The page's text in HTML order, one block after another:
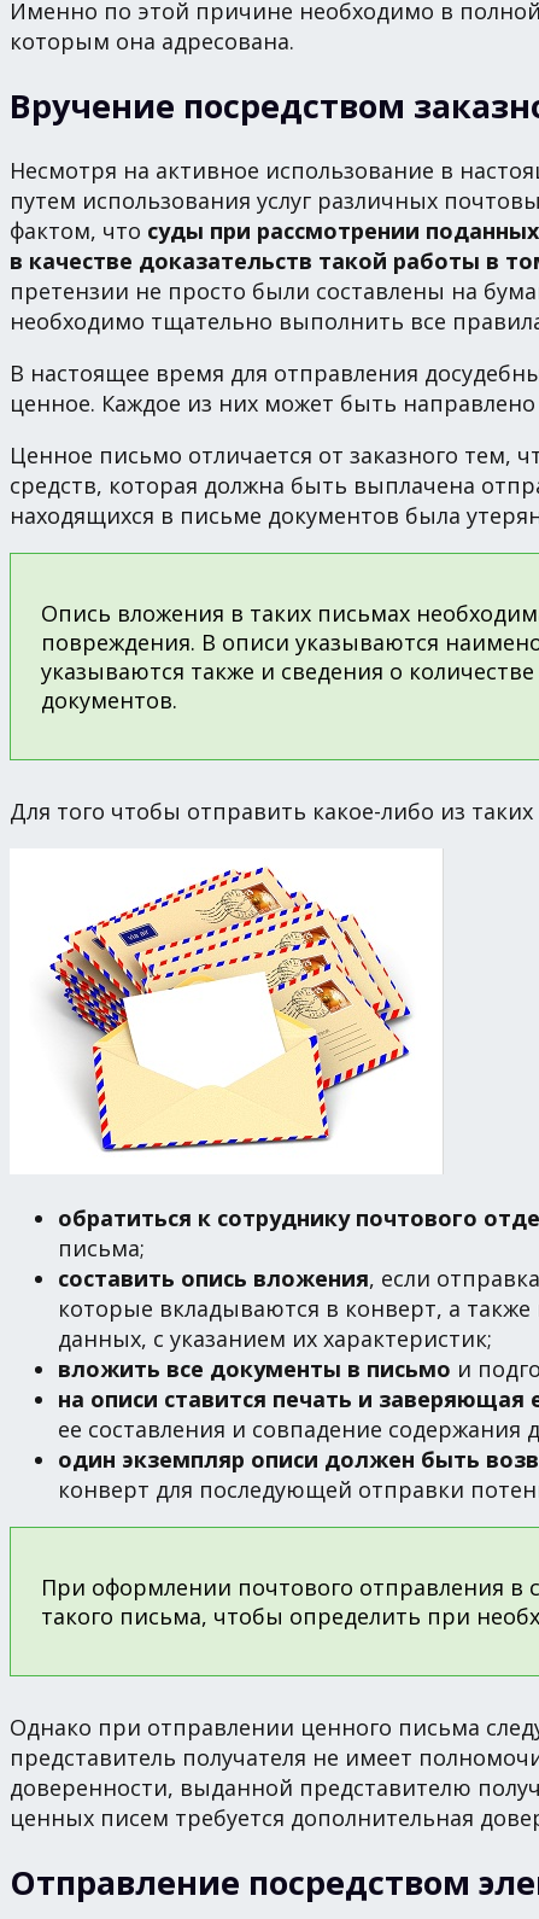
Именно по этой причине необходимо в
которым она адресована.
Вручение посредством
Несмотря на активное использование в
путем использования услуг различных
фактом, что суды при рассмотрении
в качестве доказательств такой работы в
претензии не просто были составлены на
необходимо тщательно выполнить все
В настоящее время для отправления
ценное. Каждое из них может быть
Ценное письмо отличается от заказного тем,
средств, которая должна быть выплачена
находящихся в письме документов была
Опись вложения в таких письмах
повреждения. В описи указываются
указываются также и сведения о
документов.
Для того чтобы отправить какое-либо из
обратиться к сотруднику почтового
письма;
составить опись вложения, если
которые вкладываются в конверт, а
данных, с указанием их характеристик;
вложить все документы в письмо и
на описи ставится печать и заверяющая
ее составления и совпадение содержания
один экземпляр описи должен быть
конверт для последующей отправки
При оформлении почтового отправления в
такого письма, чтобы определить при
Однако при отправлении ценного письма
представитель получателя не имеет
доверенности, выданной представителю
ценных писем требуется дополнительная
Отправление посредством